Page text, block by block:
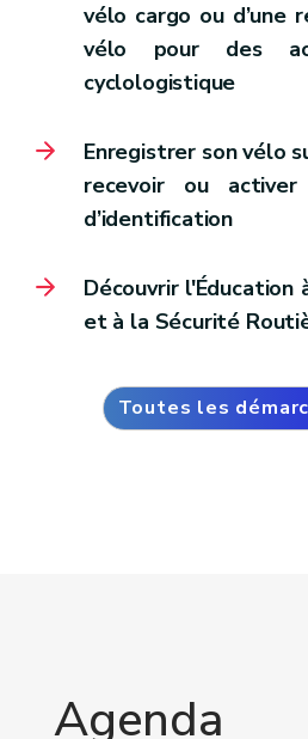
vélo cargo ou d’une
vélo pour des
cyclologistique
Enregistrer son vélo
recevoir ou
d’identification
Découvrir l'Éducation
et à la Sécurité
Toutes les
Agenda